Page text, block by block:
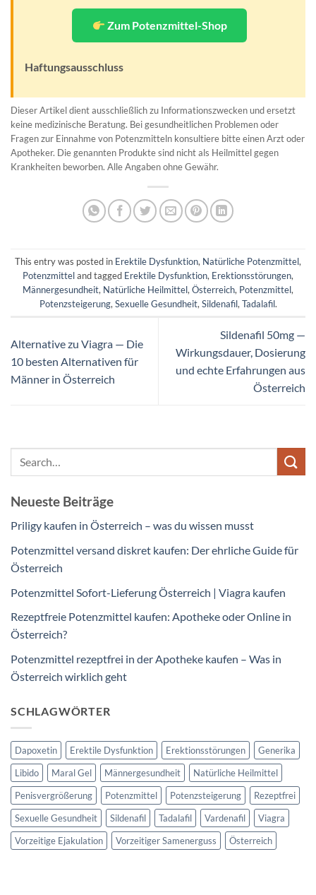
Zum Potenzmittel-Shop
Haftungsausschluss
Dieser Artikel dient ausschließlich zu Informationszwecken und ersetzt
keine medizinische Beratung. Bei gesundheitlichen Problemen oder
Fragen zur Einnahme von Potenzmitteln konsultiere bitte einen Arzt oder
Apotheker. Die genannten Produkte sind nicht als Heilmittel gegen
Krankheiten beworben. Alle Angaben ohne Gewähr.
This entry was posted in Erektile Dysfunktion, Natürliche Potenzmittel,
Potenzmitteland tagged Erektile Dysfunktion, Erektionsstörungen,
Männergesundheit, Natürliche Heilmittel, Österreich, Potenzmittel,
Potenzsteigerung, Sexuelle Gesundheit, Sildenafil, Tadalafil.
Alternative zu Viagra — Die
10 besten Alternativen für
Männer in Österreich
Sildenafil 50mg —
Wirkungsdauer, Dosierung
und echte Erfahrungen aus
Österreich
Neueste Beiträge
Priligy kaufen in Österreich – was du wissen musst
Potenzmittel versand diskret kaufen: Der ehrliche Guide für
Österreich
Potenzmittel Sofort-Lieferung Österreich | Viagra kaufen
Rezeptfreie Potenzmittel kaufen: Apotheke oder Online in
Österreich?
Potenzmittel rezeptfrei in der Apotheke kaufen – Was in
Österreich wirklich geht
SCHLAGWÖRTER
Dapoxetin Erektile Dysfunktion Erektionsstörungen
Generika
Libido
Maral Gel Männergesundheit
Natürliche Heilmittel
Penisvergrößerung
Potenzmittel Potenzsteigerung
Rezeptfrei
Sexuelle Gesundheit
Sildenafil Tadalafil Vardenafil
Viagra
Vorzeitige Ejakulation
Vorzeitiger Samenerguss Österreich